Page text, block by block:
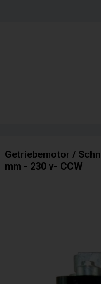
Getriebemotor /
mm - 230 v- CCW